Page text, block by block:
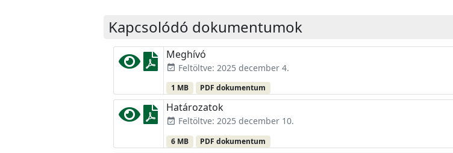
Kapcsolódó dokumentumok
Meghívó
event_available Feltöltve: 2025 december 4.
1 MB PDF dokumentum
Határozatok
event_available Feltöltve: 2025 december 10.
6 MB PDF dokumentum